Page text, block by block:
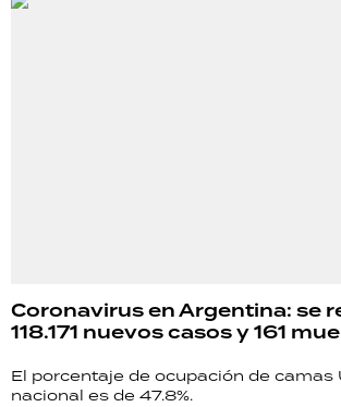
Coronavirus en Argentina: se
118.171 nuevos casos y 161
El porcentaje de ocupación de camas
nacional es de 47.8%.